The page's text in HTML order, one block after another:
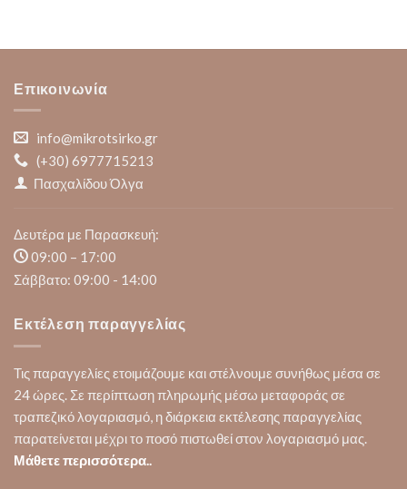
Επικοινωνία
info@mikrotsirko.gr
(+30) 6977715213
Πασχαλίδου Όλγα
Δευτέρα με Παρασκευή:
09:00 – 17:00
Σάββατο: 09:00 - 14:00
Εκτέλεση παραγγελίας
Τις παραγγελίες ετοιμάζουμε και στέλνουμε συνήθως μέσα σε
24 ώρες. Σε περίπτωση πληρωμής μέσω μεταφοράς σε
τραπεζικό λογαριασμό, η διάρκεια εκτέλεσης παραγγελίας
παρατείνεται μέχρι το ποσό πιστωθεί στον λογαριασμό μας.
Μάθετε περισσότερα..